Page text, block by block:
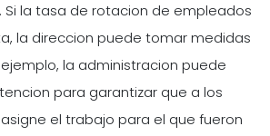
Si la tasa de rotacion de empleados
la direccion puede tomar medidas
la administracion puede
para garantizar que a los
el trabajo para el que fueron